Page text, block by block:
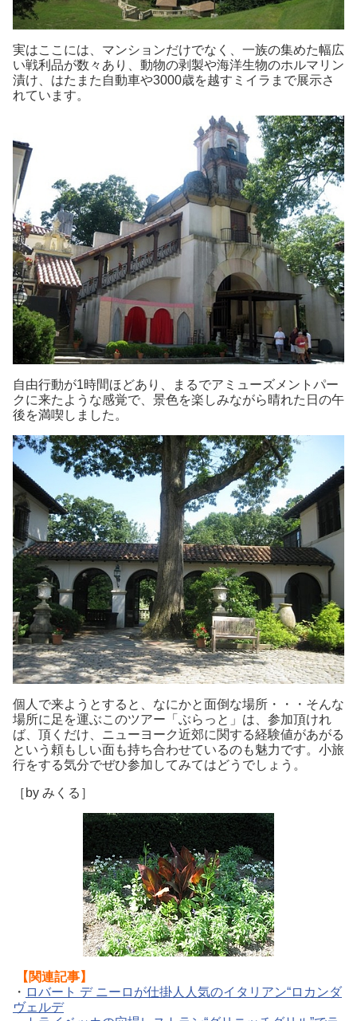
実はここには、マンションだけでなく、一族の集めた幅広
い戦利品が数々あり、動物の剥製や海洋生物のホルマリン
漬け、はたまた自動車や3000歳を越すミイラまで展示さ
れています。
自由行動が1時間ほどあり、まるでアミューズメントパー
クに来たような感覚で、景色を楽しみながら晴れた日の午
後を満喫しました。
個人で来ようとすると、なにかと面倒な場所・・・そんな
場所に足を運ぶこのツアー「ぶらっと」は、参加頂けれ
ば、頂くだけ、ニューヨーク近郊に関する経験値があがる
という頼もしい面も持ち合わせているのも魅力です。小旅
行をする気分でぜひ参加してみてはどうでしょう。
［by みくる］
【関連記事】
・ ロバート デ ニーロが仕掛人人気のイタリアン“ロカンダ
ヴェルデ